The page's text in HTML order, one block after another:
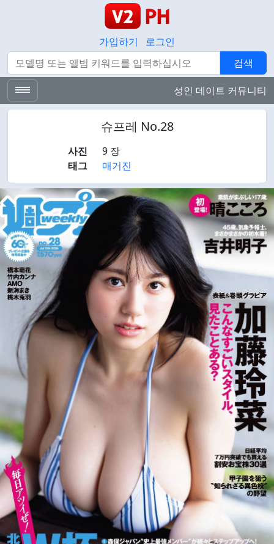
가입하기
로그인
검색
검색
성인 데이트 커뮤니티
슈프레 No.28
사진
9 장
태그
매거진